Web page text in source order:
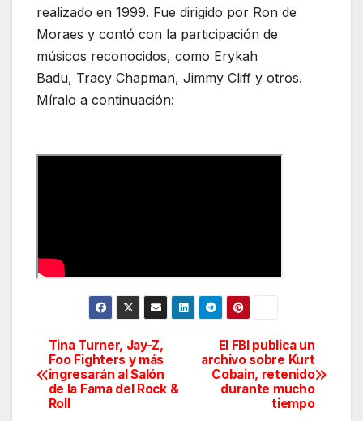
realizado en 1999. Fue dirigido por Ron de
Moraes y contó con la participación de
músicos reconocidos, como Erykah
Badu, Tracy Chapman, Jimmy Cliff y otros.
Míralo a continuación:
Navegación
de
El FBI publica un
archivo sobre Kurt
Cobain, retenido
durante mucho
tiempo
Tina Turner, Jay-Z,
Foo Fighters y más
ingresarán al Salón
de la Fama del Rock &
Roll